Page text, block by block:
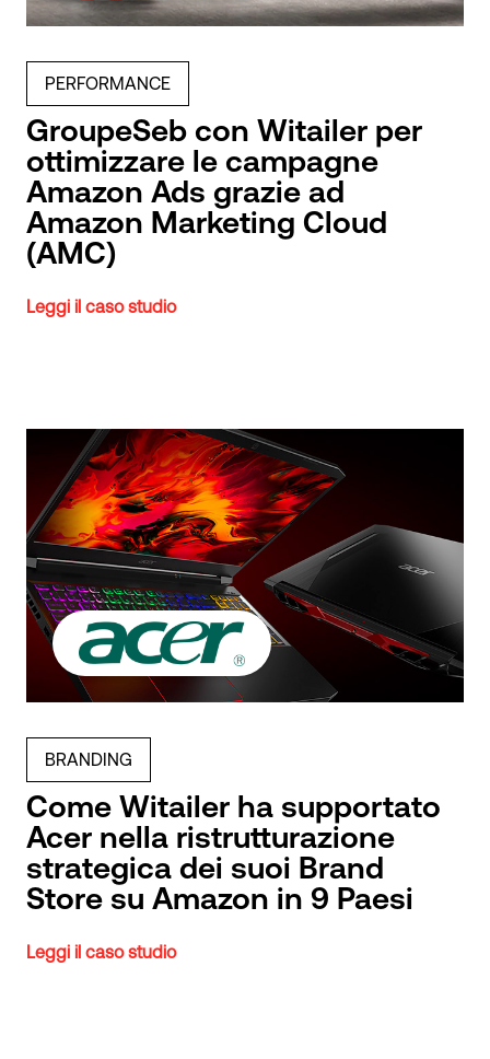
PERFORMANCE
GroupeSeb con Witailer per
ottimizzare le campagne
Amazon Ads grazie ad
Amazon Marketing Cloud
(AMC)
Leggi il caso studio
BRANDING
Come Witailer ha supportato
Acer nella ristrutturazione
strategica dei suoi Brand
Store su Amazon in 9 Paesi
Leggi il caso studio